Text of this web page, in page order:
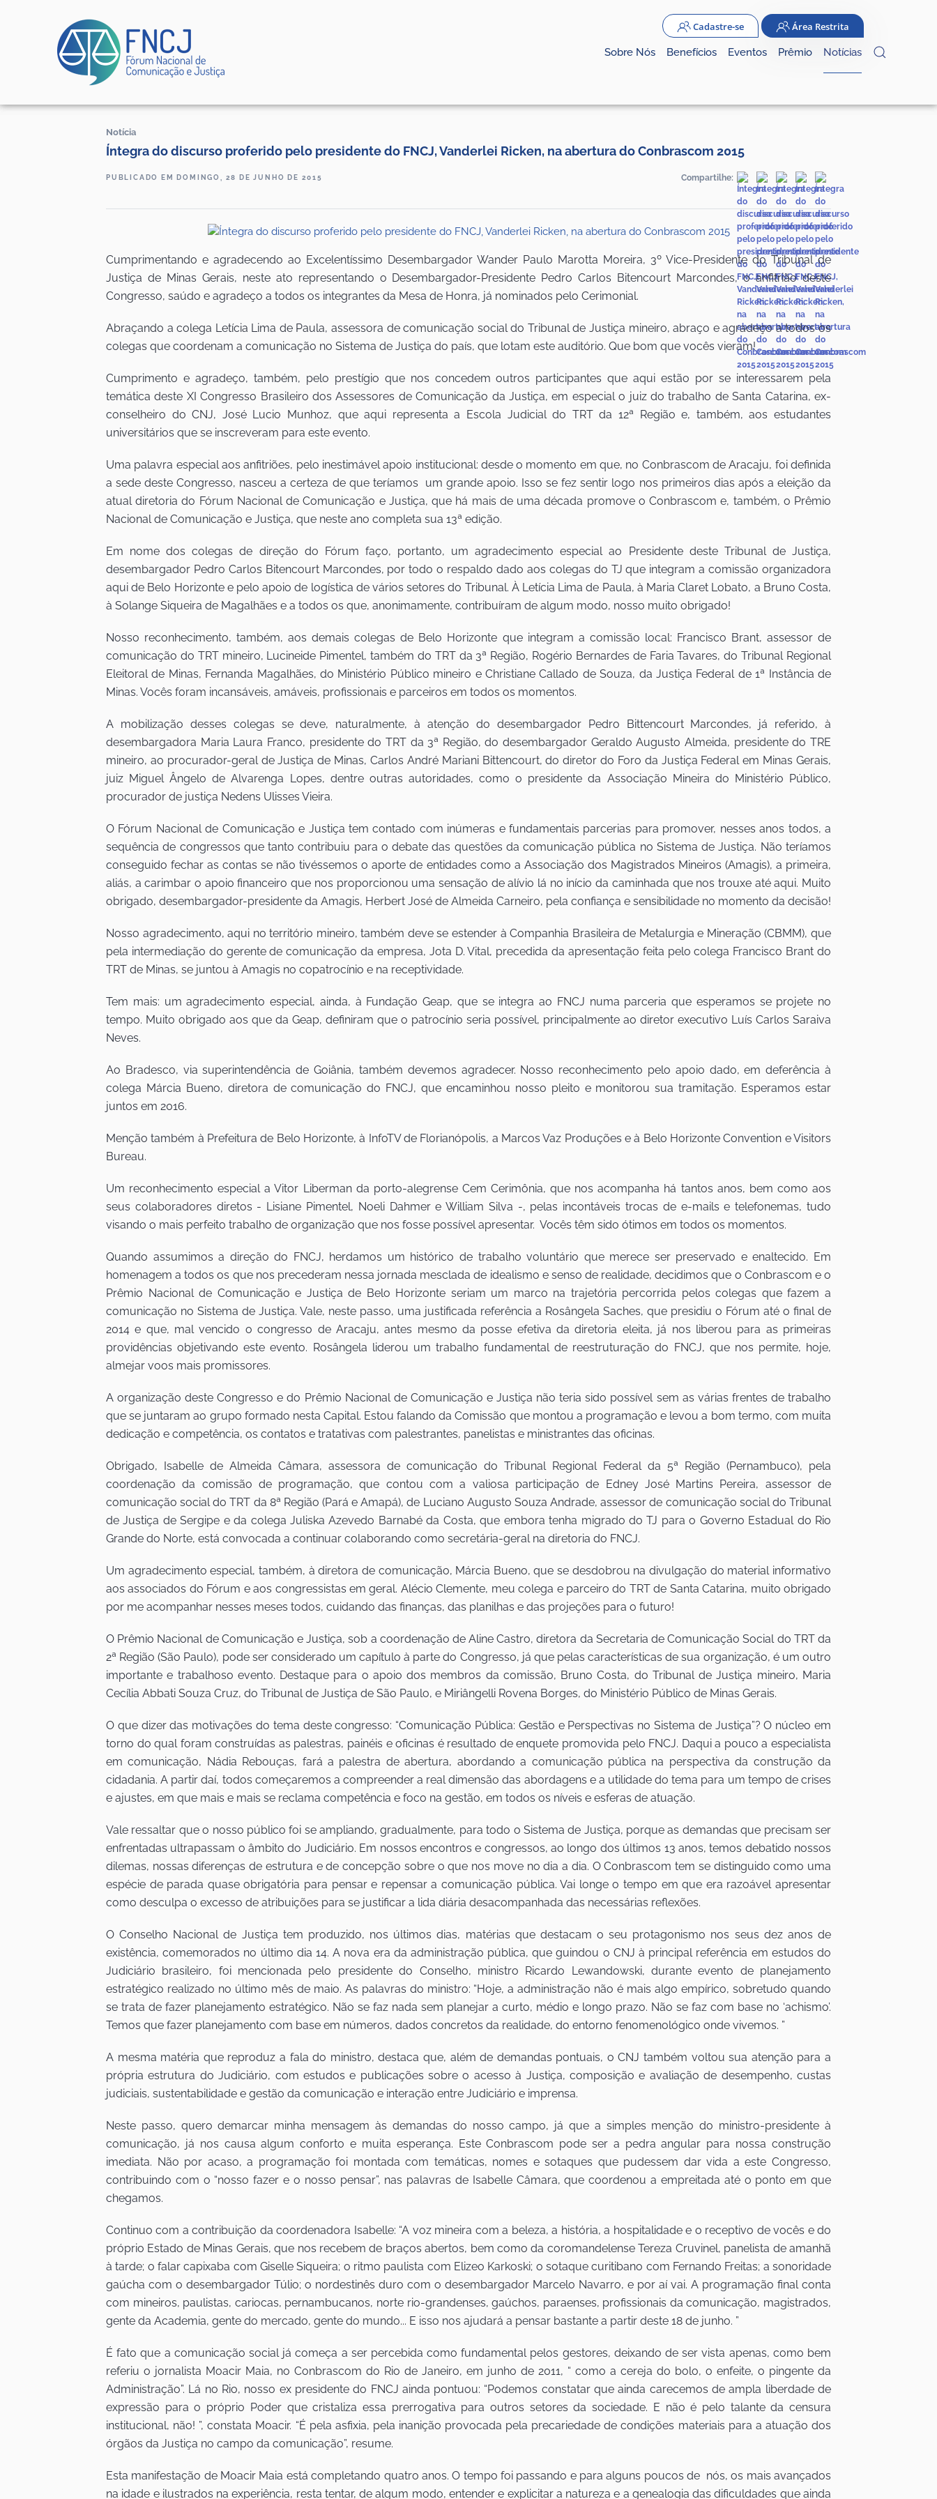
Sobre Nós Benefícios Eventos Prêmio Notícias
Cadastre-se Área Restrita
Notícia
Íntegra do discurso proferido pelo presidente do FNCJ, Vanderlei Ricken, na abertura do Conbrascom 2015
PUBLICADO EM DOMINGO, 28 DE JUNHO DE 2015 Compartilhe:
Cumprimentando e agradecendo ao Excelentíssimo Desembargador Wander Paulo Marotta Moreira, 3º Vice-Presidente do Tribunal de
Justiça de Minas Gerais, neste ato representando o Desembargador-Presidente Pedro Carlos Bitencourt Marcondes, o anfitrião deste
Congresso, saúdo e agradeço a todos os integrantes da Mesa de Honra, já nominados pelo Cerimonial.
Abraçando a colega Letícia Lima de Paula, assessora de comunicação social do Tribunal de Justiça mineiro, abraço e agradeço a todos os
colegas que coordenam a comunicação no Sistema de Justiça do país, que lotam este auditório. Que bom que vocês vieram!
Cumprimento e agradeço, também, pelo prestígio que nos concedem outros participantes que aqui estão por se interessarem pela
temática deste XI Congresso Brasileiro dos Assessores de Comunicação da Justiça, em especial o juiz do trabalho de Santa Catarina, ex-
conselheiro do CNJ, José Lucio Munhoz, que aqui representa a Escola Judicial do TRT da 12ª Região e, também, aos estudantes
universitários que se inscreveram para este evento.
Uma palavra especial aos anfitriões, pelo inestimável apoio institucional: desde o momento em que, no Conbrascom de Aracaju, foi definida
a sede deste Congresso, nasceu a certeza de que teríamos um grande apoio. Isso se fez sentir logo nos primeiros dias após a eleição da
atual diretoria do Fórum Nacional de Comunicação e Justiça, que há mais de uma década promove o Conbrascom e, também, o Prêmio
Nacional de Comunicação e Justiça, que neste ano completa sua 13ª edição.
Em nome dos colegas de direção do Fórum faço, portanto, um agradecimento especial ao Presidente deste Tribunal de Justiça,
desembargador Pedro Carlos Bitencourt Marcondes, por todo o respaldo dado aos colegas do TJ que integram a comissão organizadora
aqui de Belo Horizonte e pelo apoio de logística de vários setores do Tribunal. À Letícia Lima de Paula, à Maria Claret Lobato, a Bruno Costa,
à Solange Siqueira de Magalhães e a todos os que, anonimamente, contribuíram de algum modo, nosso muito obrigado!
Nosso reconhecimento, também, aos demais colegas de Belo Horizonte que integram a comissão local: Francisco Brant, assessor de
comunicação do TRT mineiro, Lucineide Pimentel, também do TRT da 3ª Região, Rogério Bernardes de Faria Tavares, do Tribunal Regional
Eleitoral de Minas, Fernanda Magalhães, do Ministério Público mineiro e Christiane Callado de Souza, da Justiça Federal de 1ª Instância de
Minas. Vocês foram incansáveis, amáveis, profissionais e parceiros em todos os momentos.
A mobilização desses colegas se deve, naturalmente, à atenção do desembargador Pedro Bittencourt Marcondes, já referido, à
desembargadora Maria Laura Franco, presidente do TRT da 3ª Região, do desembargador Geraldo Augusto Almeida, presidente do TRE
mineiro, ao procurador-geral de Justiça de Minas, Carlos André Mariani Bittencourt, do diretor do Foro da Justiça Federal em Minas Gerais,
juiz Miguel Ângelo de Alvarenga Lopes, dentre outras autoridades, como o presidente da Associação Mineira do Ministério Público,
procurador de justiça Nedens Ulisses Vieira.
O Fórum Nacional de Comunicação e Justiça tem contado com inúmeras e fundamentais parcerias para promover, nesses anos todos, a
sequência de congressos que tanto contribuiu para o debate das questões da comunicação pública no Sistema de Justiça. Não teríamos
conseguido fechar as contas se não tivéssemos o aporte de entidades como a Associação dos Magistrados Mineiros (Amagis), a primeira,
aliás, a carimbar o apoio financeiro que nos proporcionou uma sensação de alívio lá no início da caminhada que nos trouxe até aqui. Muito
obrigado, desembargador-presidente da Amagis, Herbert José de Almeida Carneiro, pela confiança e sensibilidade no momento da decisão!
Nosso agradecimento, aqui no território mineiro, também deve se estender à Companhia Brasileira de Metalurgia e Mineração (CBMM), que
pela intermediação do gerente de comunicação da empresa, Jota D. Vital, precedida da apresentação feita pelo colega Francisco Brant do
TRT de Minas, se juntou à Amagis no copatrocínio e na receptividade.
Tem mais: um agradecimento especial, ainda, à Fundação Geap, que se integra ao FNCJ numa parceria que esperamos se projete no
tempo. Muito obrigado aos que da Geap, definiram que o patrocínio seria possível, principalmente ao diretor executivo Luís Carlos Saraiva
Neves.
Ao Bradesco, via superintendência de Goiânia, também devemos agradecer. Nosso reconhecimento pelo apoio dado, em deferência à
colega Márcia Bueno, diretora de comunicação do FNCJ, que encaminhou nosso pleito e monitorou sua tramitação. Esperamos estar
juntos em 2016.
Menção também à Prefeitura de Belo Horizonte, à InfoTV de Florianópolis, a Marcos Vaz Produções e à Belo Horizonte Convention e Visitors
Bureau.
Um reconhecimento especial a Vitor Liberman da porto-alegrense Cem Cerimônia, que nos acompanha há tantos anos, bem como aos
seus colaboradores diretos - Lisiane Pimentel, Noeli Dahmer e William Silva -, pelas incontáveis trocas de e-mails e telefonemas, tudo
visando o mais perfeito trabalho de organização que nos fosse possível apresentar. Vocês têm sido ótimos em todos os momentos.
Quando assumimos a direção do FNCJ, herdamos um histórico de trabalho voluntário que merece ser preservado e enaltecido. Em
homenagem a todos os que nos precederam nessa jornada mesclada de idealismo e senso de realidade, decidimos que o Conbrascom e o
Prêmio Nacional de Comunicação e Justiça de Belo Horizonte seriam um marco na trajetória percorrida pelos colegas que fazem a
comunicação no Sistema de Justiça. Vale, neste passo, uma justificada referência a Rosângela Saches, que presidiu o Fórum até o final de
2014 e que, mal vencido o congresso de Aracaju, antes mesmo da posse efetiva da diretoria eleita, já nos liberou para as primeiras
providências objetivando este evento. Rosângela liderou um trabalho fundamental de reestruturação do FNCJ, que nos permite, hoje,
almejar voos mais promissores.
A organização deste Congresso e do Prêmio Nacional de Comunicação e Justiça não teria sido possível sem as várias frentes de trabalho
que se juntaram ao grupo formado nesta Capital. Estou falando da Comissão que montou a programação e levou a bom termo, com muita
dedicação e competência, os contatos e tratativas com palestrantes, panelistas e ministrantes das oficinas.
Obrigado, Isabelle de Almeida Câmara, assessora de comunicação do Tribunal Regional Federal da 5ª Região (Pernambuco), pela
coordenação da comissão de programação, que contou com a valiosa participação de Edney José Martins Pereira, assessor de
comunicação social do TRT da 8ª Região (Pará e Amapá), de Luciano Augusto Souza Andrade, assessor de comunicação social do Tribunal
de Justiça de Sergipe e da colega Juliska Azevedo Barnabé da Costa, que embora tenha migrado do TJ para o Governo Estadual do Rio
Grande do Norte, está convocada a continuar colaborando como secretária-geral na diretoria do FNCJ.
Um agradecimento especial, também, à diretora de comunicação, Márcia Bueno, que se desdobrou na divulgação do material informativo
aos associados do Fórum e aos congressistas em geral. Alécio Clemente, meu colega e parceiro do TRT de Santa Catarina, muito obrigado
por me acompanhar nesses meses todos, cuidando das finanças, das planilhas e das projeções para o futuro!
O Prêmio Nacional de Comunicação e Justiça, sob a coordenação de Aline Castro, diretora da Secretaria de Comunicação Social do TRT da
2ª Região (São Paulo), pode ser considerado um capítulo à parte do Congresso, já que pelas características de sua organização, é um outro
importante e trabalhoso evento. Destaque para o apoio dos membros da comissão, Bruno Costa, do Tribunal de Justiça mineiro, Maria
Cecília Abbati Souza Cruz, do Tribunal de Justiça de São Paulo, e Miriângelli Rovena Borges, do Ministério Público de Minas Gerais.
O que dizer das motivações do tema deste congresso: “Comunicação Pública: Gestão e Perspectivas no Sistema de Justiça”? O núcleo em
torno do qual foram construídas as palestras, painéis e oficinas é resultado de enquete promovida pelo FNCJ. Daqui a pouco a especialista
em comunicação, Nádia Rebouças, fará a palestra de abertura, abordando a comunicação pública na perspectiva da construção da
cidadania. A partir daí, todos começaremos a compreender a real dimensão das abordagens e a utilidade do tema para um tempo de crises
e ajustes, em que mais e mais se reclama competência e foco na gestão, em todos os níveis e esferas de atuação.
Vale ressaltar que o nosso público foi se ampliando, gradualmente, para todo o Sistema de Justiça, porque as demandas que precisam ser
enfrentadas ultrapassam o âmbito do Judiciário. Em nossos encontros e congressos, ao longo dos últimos 13 anos, temos debatido nossos
dilemas, nossas diferenças de estrutura e de concepção sobre o que nos move no dia a dia. O Conbrascom tem se distinguido como uma
espécie de parada quase obrigatória para pensar e repensar a comunicação pública. Vai longe o tempo em que era razoável apresentar
como desculpa o excesso de atribuições para se justificar a lida diária desacompanhada das necessárias reflexões.
O Conselho Nacional de Justiça tem produzido, nos últimos dias, matérias que destacam o seu protagonismo nos seus dez anos de
existência, comemorados no último dia 14. A nova era da administração pública, que guindou o CNJ à principal referência em estudos do
Judiciário brasileiro, foi mencionada pelo presidente do Conselho, ministro Ricardo Lewandowski, durante evento de planejamento
estratégico realizado no último mês de maio. As palavras do ministro: “Hoje, a administração não é mais algo empírico, sobretudo quando
se trata de fazer planejamento estratégico. Não se faz nada sem planejar a curto, médio e longo prazo. Não se faz com base no ‘achismo’.
Temos que fazer planejamento com base em números, dados concretos da realidade, do entorno fenomenológico onde vivemos. ”
A mesma matéria que reproduz a fala do ministro, destaca que, além de demandas pontuais, o CNJ também voltou sua atenção para a
própria estrutura do Judiciário, com estudos e publicações sobre o acesso à Justiça, composição e avaliação de desempenho, custas
judiciais, sustentabilidade e gestão da comunicação e interação entre Judiciário e imprensa.
Neste passo, quero demarcar minha mensagem às demandas do nosso campo, já que a simples menção do ministro-presidente à
comunicação, já nos causa algum conforto e muita esperança. Este Conbrascom pode ser a pedra angular para nossa construção
imediata. Não por acaso, a programação foi montada com temáticas, nomes e sotaques que pudessem dar vida a este Congresso,
contribuindo com o “nosso fazer e o nosso pensar”, nas palavras de Isabelle Câmara, que coordenou a empreitada até o ponto em que
chegamos.
Continuo com a contribuição da coordenadora Isabelle: “A voz mineira com a beleza, a história, a hospitalidade e o receptivo de vocês e do
próprio Estado de Minas Gerais, que nos recebem de braços abertos, bem como da coromandelense Tereza Cruvinel, panelista de amanhã
à tarde; o falar capixaba com Giselle Siqueira; o ritmo paulista com Elizeo Karkoski; o sotaque curitibano com Fernando Freitas; a sonoridade
gaúcha com o desembargador Túlio; o nordestinês duro com o desembargador Marcelo Navarro, e por aí vai. A programação final conta
com mineiros, paulistas, cariocas, pernambucanos, norte rio-grandenses, gaúchos, paraenses, profissionais da comunicação, magistrados,
gente da Academia, gente do mercado, gente do mundo... E isso nos ajudará a pensar bastante a partir deste 18 de junho. ”
É fato que a comunicação social já começa a ser percebida como fundamental pelos gestores, deixando de ser vista apenas, como bem
referiu o jornalista Moacir Maia, no Conbrascom do Rio de Janeiro, em junho de 2011, “ como a cereja do bolo, o enfeite, o pingente da
Administração”. Lá no Rio, nosso ex presidente do FNCJ ainda pontuou: “Podemos constatar que ainda carecemos de ampla liberdade de
expressão para o próprio Poder que cristaliza essa prerrogativa para outros setores da sociedade. E não é pelo talante da censura
institucional, não! ”, constata Moacir. “É pela asfixia, pela inanição provocada pela precariedade de condições materiais para a atuação dos
órgãos da Justiça no campo da comunicação”, resume.
Esta manifestação de Moacir Maia está completando quatro anos. O tempo foi passando e para alguns poucos de nós, os mais avançados
na idade e ilustrados na experiência, resta tentar, de algum modo, entender e explicitar a natureza e a genealogia das dificuldades que ainda